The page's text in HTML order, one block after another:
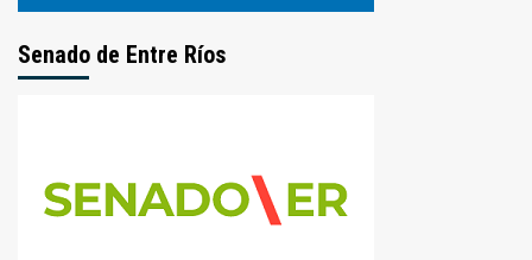
Senado de Entre Ríos